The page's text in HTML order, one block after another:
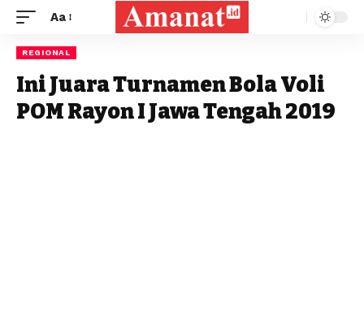
Aa
REGIONAL
Ini Juara Turnamen Bola Voli
POM Rayon I Jawa Tengah 2019